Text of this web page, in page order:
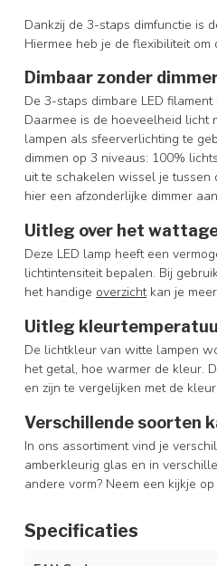
Dankzij de 3-staps dimfunctie is
Hiermee heb je de flexibiliteit
Dimbaar zonder
De 3-staps dimbare LED
Daarmee is de hoeveelheid licht
lampen als sfeerverlichting te
dimmen op 3 niveaus: 100%
uit te schakelen wissel je tussen
hier een afzonderlijke dimmer
Uitleg over het
Deze LED lamp heeft een
lichtintensiteit bepalen. Bij
het handige overzichtkan je
Uitleg
De lichtkleur van witte lampen
het getal, hoe warmer de kleur.
en zijn te vergelijken met de
Verschillende soorten
In ons assortiment vind je
amberkleurig glas en in
andere vorm? Neem een kijkje
Specificaties